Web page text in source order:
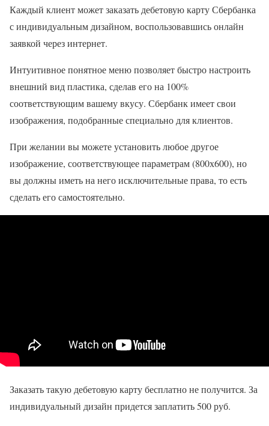
Каждый клиент может заказать дебетовую карту Сбербанка
с индивидуальным дизайном, воспользовавшись онлайн
заявкой через интернет.
Интуитивное понятное меню позволяет быстро настроить
внешний вид пластика, сделав его на 100%
соответствующим вашему вкусу. Сбербанк имеет свои
изображения, подобранные специально для клиентов.
При желании вы можете установить любое другое
изображение, соответствующее параметрам (800х600), но
вы должны иметь на него исключительные права, то есть
сделать его самостоятельно.
Заказать такую дебетовую карту бесплатно не получится. За
индивидуальный дизайн придется заплатить 500 руб.